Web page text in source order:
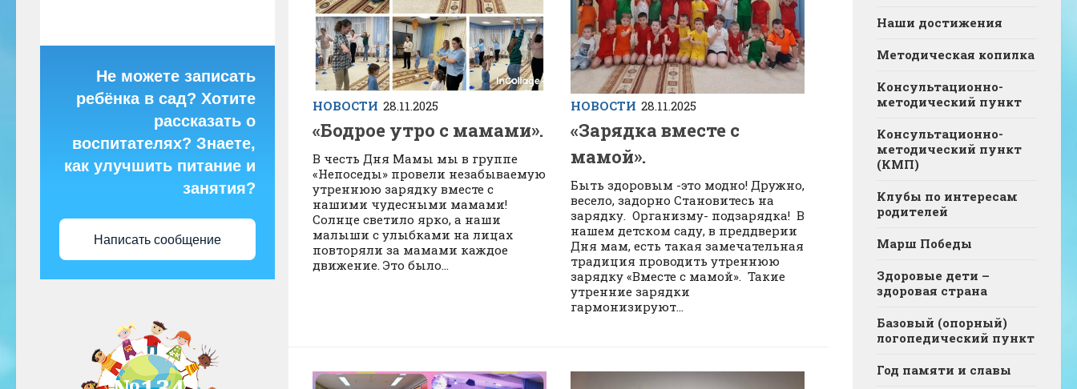
НОВОСТИ 28.11.2025
«Бодрое утро с мамами».
В честь Дня Мамы мы в группе
«Непоседы» провели незабываемую
утреннюю зарядку вместе с
нашими чудесными мамами!
Солнце светило ярко, а наши
малыши с улыбками на лицах
повторяли за мамами каждое
движение. Это было...
НОВОСТИ 28.11.2025
«Зарядка вместе с
мамой».
Быть здоровым -это модно! Дружно,
весело, задорно Становитесь на
зарядку. Организму- подзарядка! В
нашем детском саду, в преддверии
Дня мам, есть такая замечательная
традиция проводить утреннюю
зарядку «Вместе с мамой». Такие
утренние зарядки
гармонизируют...
Не можете записать
ребёнка в сад? Хотите
рассказать о
воспитателях? Знаете,
как улучшить питание и
занятия?
Написать сообщение
Наши достижения
Методическая копилка
Консультационно-
методический пункт
Консультационно-
методический пункт
(КМП)
Клубы по интересам
родителей
Марш Победы
Здоровые дети –
здоровая страна
Базовый (опорный)
логопедический пункт
Год памяти и славы